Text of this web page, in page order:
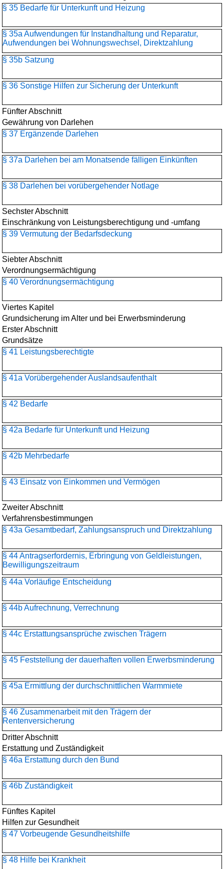
§ 35 Bedarfe für Unterkunft und Heizung
§ 35a Aufwendungen für Instandhaltung und Reparatur,
Aufwendungen bei Wohnungswechsel, Direktzahlung
§ 35b Satzung
§ 36 Sonstige Hilfen zur Sicherung der Unterkunft
Fünfter Abschnitt
Gewährung von Darlehen
§ 37 Ergänzende Darlehen
§ 37a Darlehen bei am Monatsende fälligen Einkünften
§ 38 Darlehen bei vorübergehender Notlage
Sechster Abschnitt
Einschränkung von Leistungsberechtigung und -umfang
§ 39 Vermutung der Bedarfsdeckung
Siebter Abschnitt
Verordnungsermächtigung
§ 40 Verordnungsermächtigung
Viertes Kapitel
Grundsicherung im Alter und bei Erwerbsminderung
Erster Abschnitt
Grundsätze
§ 41 Leistungsberechtigte
§ 41a Vorübergehender Auslandsaufenthalt
§ 42 Bedarfe
§ 42a Bedarfe für Unterkunft und Heizung
§ 42b Mehrbedarfe
§ 43 Einsatz von Einkommen und Vermögen
Zweiter Abschnitt
Verfahrensbestimmungen
§ 43a Gesamtbedarf, Zahlungsanspruch und Direktzahlung
§ 44 Antragserfordernis, Erbringung von Geldleistungen,
Bewilligungszeitraum
§ 44a Vorläufige Entscheidung
§ 44b Aufrechnung, Verrechnung
§ 44c Erstattungsansprüche zwischen Trägern
§ 45 Feststellung der dauerhaften vollen Erwerbsminderung
§ 45a Ermittlung der durchschnittlichen Warmmiete
§ 46 Zusammenarbeit mit den Trägern der
Rentenversicherung
Dritter Abschnitt
Erstattung und Zuständigkeit
§ 46a Erstattung durch den Bund
§ 46b Zuständigkeit
Fünftes Kapitel
Hilfen zur Gesundheit
§ 47 Vorbeugende Gesundheitshilfe
§ 48 Hilfe bei Krankheit